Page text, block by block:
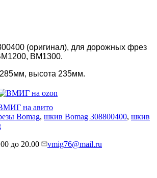
(оригинал), для дорожных фрез
BM1300.
высота 235мм.
Bomag, шкив Bomag 308800400, шкив
до 20.00 vmig76@mail.ru